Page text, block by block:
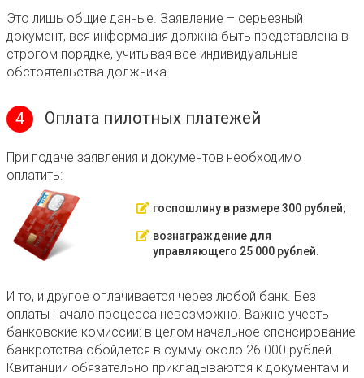
Это лишь общие данные. Заявление – серьезный
документ, вся информация должна быть представлена в
строгом порядке, учитывая все индивидуальные
обстоятельства должника.
4 Оплата пилотных платежей
При подаче заявления и документов необходимо
оплатить:
госпошлину в размере 300 рублей;
вознаграждение для
управляющего 25 000 рублей.
И то, и другое оплачивается через любой банк. Без
оплаты начало процесса невозможно. Важно учесть
банковские комиссии: в целом начальное спонсирование
банкротства обойдется в сумму около 26 000 рублей.
Квитанции обязательно прикладываются к документам и